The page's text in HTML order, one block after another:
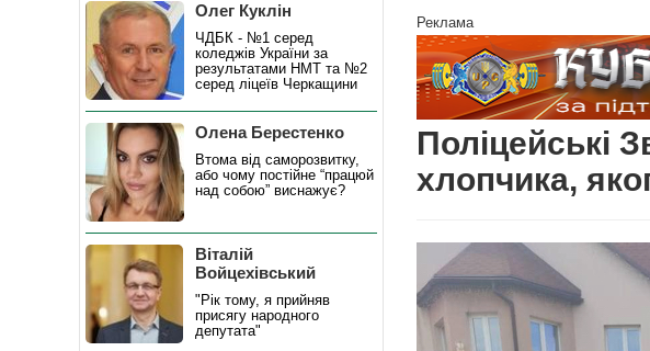
Реклама
Поліцейські
хлопчика,
Олег Куклін
ЧДБК - №1 серед
коледжів України за
результатами НМТ та №2
серед ліцеїв Черкащини
Олена Берестенко
Втома від саморозвитку,
або чому постійне “працюй
над собою” виснажує?
Віталій
Войцехівський
"Рік тому, я прийняв
присягу народного
депутата"